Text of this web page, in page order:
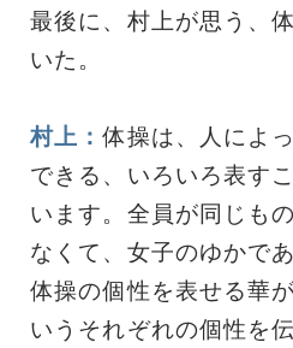
最後に、村上が思う、
いた。
村上：体操は、人によ
できる、いろいろ表す
います。全員が同じも
なくて、女子のゆかで
体操の個性を表せる華
いうそれぞれの個性を